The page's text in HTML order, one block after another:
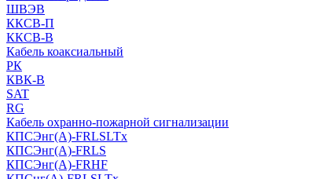
ШВЭВ
ККСВ-П
ККСВ-В
Кабель коаксиальный
РК
КВК-В
SAT
RG
Кабель охранно-пожарной сигнализации
КПСЭнг(А)-FRLSLTx
КПСЭнг(А)-FRLS
КПСЭнг(А)-FRHF